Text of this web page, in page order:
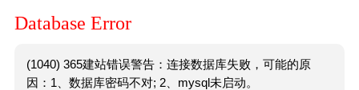
Database Error
(1040) 365建站错误警告：连接数据库失败，可能的原
因：1、数据库密码不对; 2、mysql未启动。